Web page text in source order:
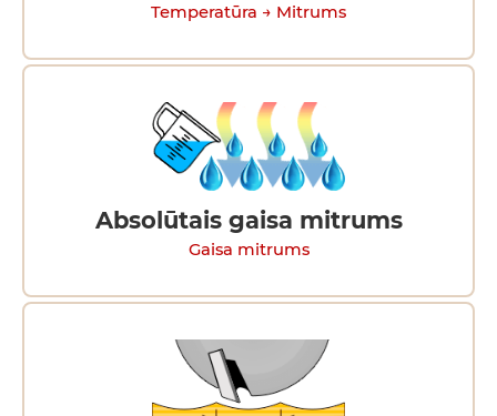
Temperatūra → Mitrums
Absolūtais gaisa mitrums
Gaisa mitrums